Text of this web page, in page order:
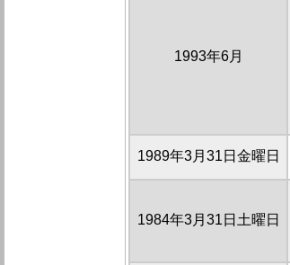
1993年6月
1989年3月31日金曜日
1984年3月31日土曜日